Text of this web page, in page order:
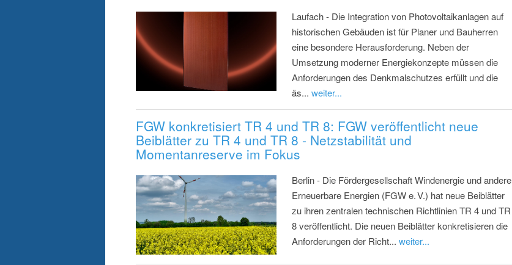
Laufach - Die Integration von Photovoltaikanlagen auf
historischen Gebäuden ist für Planer und Bauherren
eine besondere Herausforderung. Neben der
Umsetzung moderner Energiekonzepte müssen die
Anforderungen des Denkmalschutzes erfüllt und die
äs... weiter...
FGW konkretisiert TR 4 und TR 8: FGW veröffentlicht neue
Beiblätter zu TR 4 und TR 8 - Netzstabilität und
Momentanreserve im Fokus
Berlin - Die Fördergesellschaft Windenergie und andere
Erneuerbare Energien (FGW e. V.) hat neue Beiblätter
zu ihren zentralen technischen Richtlinien TR 4 und TR
8 veröffentlicht. Die neuen Beiblätter konkretisieren die
Anforderungen der Richt... weiter...